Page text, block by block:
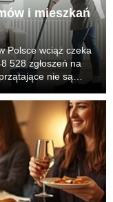
i mieszkań
Polsce wciąż czeka
528 zgłoszeń na
nie są